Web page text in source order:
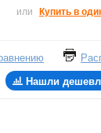
или Купить в
Нашли